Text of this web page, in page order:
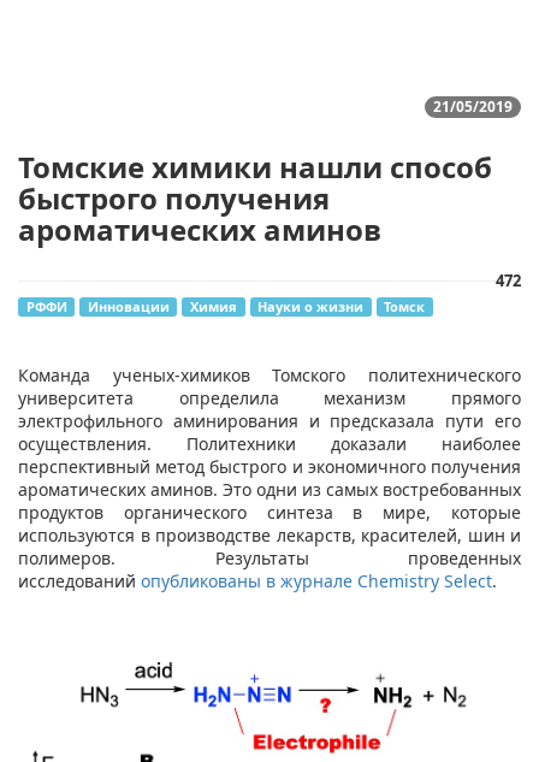
21/05/2019
Томские химики нашли способ
быстрого получения
ароматических аминов
472
РФФИ Инновации Химия Науки о жизни Томск
Команда ученых-химиков Томского политехнического
университета определила механизм прямого
электрофильного аминирования и предсказала пути его
осуществления. Политехники доказали наиболее
перспективный метод быстрого и экономичного получения
ароматических аминов. Это одни из самых востребованных
продуктов органического синтеза в мире, которые
используются в производстве лекарств, красителей, шин и
полимеров. Результаты проведенных
исследований опубликованы в журнале Chemistry Select.